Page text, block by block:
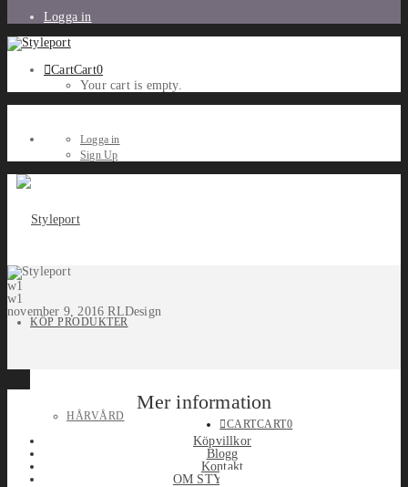
Logga in
CartCart0
Your cart is empty.
Logga in
Sign Up
KÖP PRODUKTER
HÅRVÅRD
CARTCART0
w1
w1
november 9, 2016 RLDesign
Mer information
Köpvillkor
Blogg
Kontakt
OM STYLEPORT